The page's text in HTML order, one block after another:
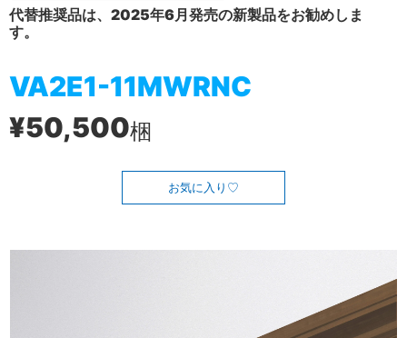
代替推奨品は、2025年6月発売の新製品をお勧めしま
す。
VA2E1-11MWRNC
¥50,500梱
お気に入り